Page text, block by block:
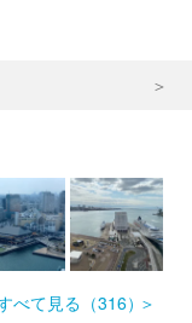
べて見る（316）